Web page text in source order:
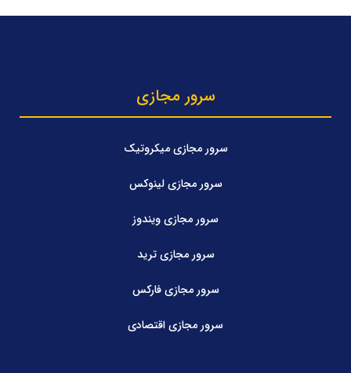
سرور مجازی
سرور مجازی میکروتیک
سرور مجازی لینوکس
سرور مجازی ویندوز
سرور مجازی ترید
سرور مجازی فارکس
سرور مجازی اقتصادی